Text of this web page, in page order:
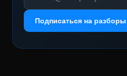
Подписаться на разборы